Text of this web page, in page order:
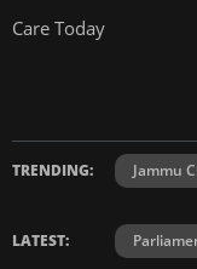
Care Today
TRENDING: Jammu
LATEST: